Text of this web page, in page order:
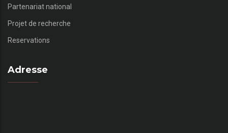
Partenariat national
Projet de recherche
Reservations
Adresse